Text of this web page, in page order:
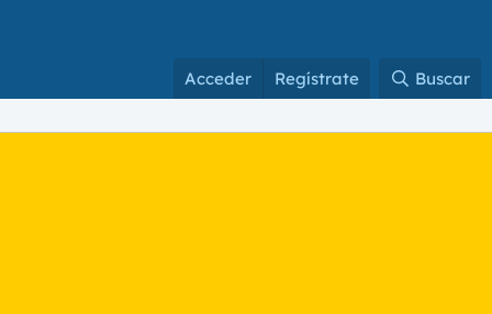
Acceder Regístrate Buscar